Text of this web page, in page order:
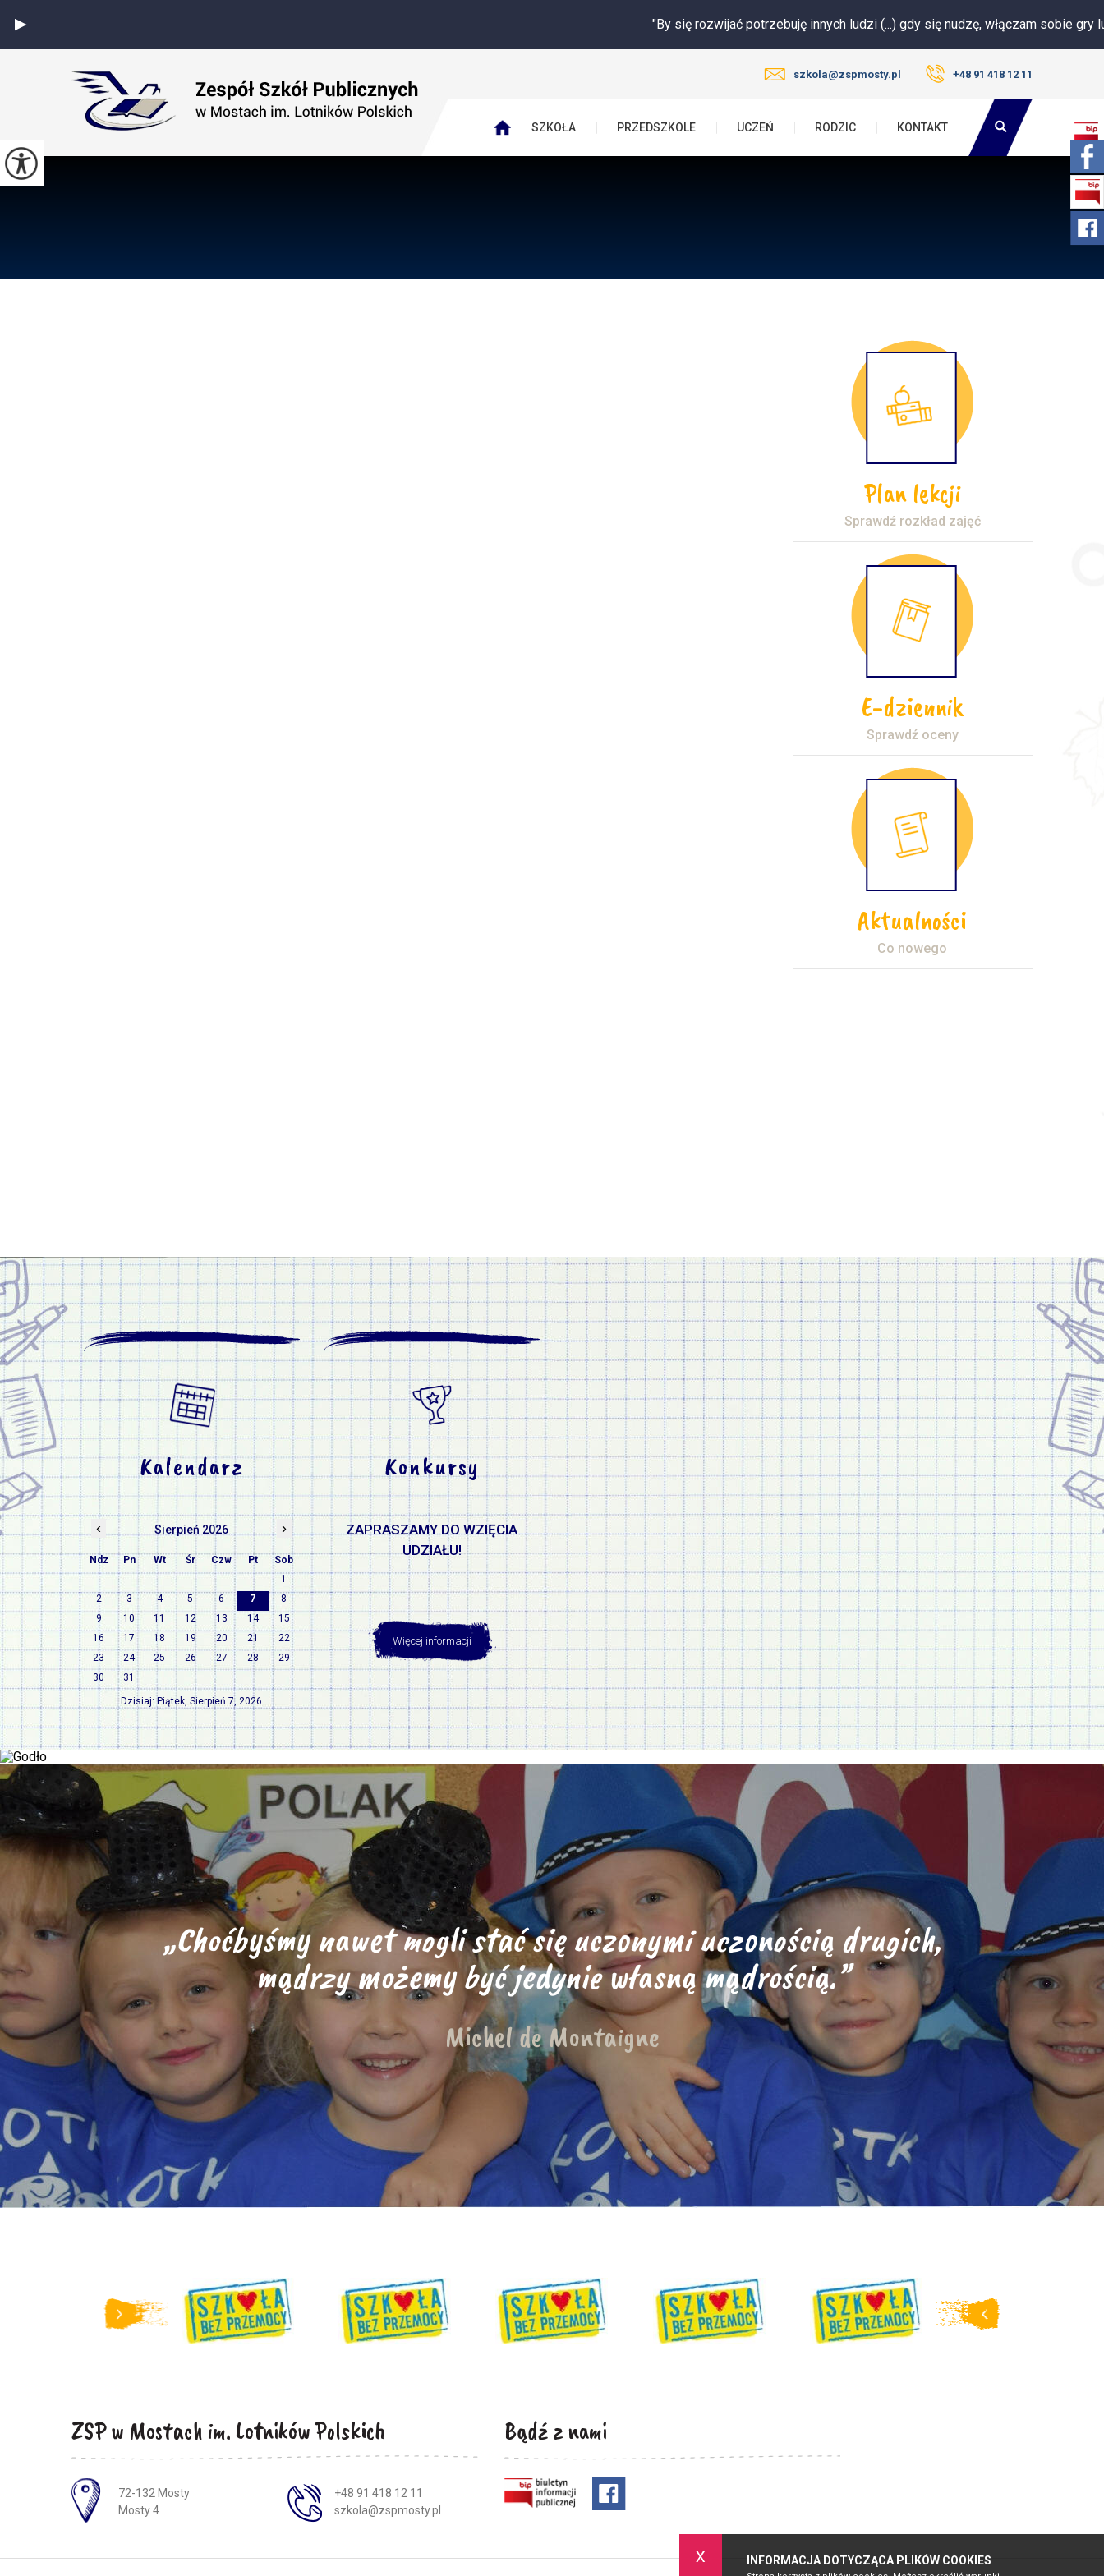
x INFORMACJA DOTYCZĄCA PLIKÓW COOKIES
"By się rozwijać potrzebuję innych ludzi (...) gdy się nudzę, włączam sobie gry lub filmik.
szkola@zspmosty.pl +48 91 418 12 11
SZKOŁA PRZEDSZKOLE UCZEŃ RODZIC KONTAKT
Plan lekcji
Sprawdź rozkład zajęć
E-dziennik
Sprawdź oceny
Aktualności
Co nowego
Kalendarz
‹ Sierpień 2026 ›
Ndz Pn Wt Śr Czw Pt
Sob
1
2
3 4 5 6 7
8
9
10 11 12 13 14
15
16
17 18 19 20 21
22
23
24 25 26 27 28
29
30
31
Dzisiaj: Piątek, Sierpień 7, 2026
Konkursy
ZAPRASZAMY DO WZIĘCIA
UDZIAŁU!
Więcej informacji
„Choćbyśmy nawet mogli stać się uczonymi uczonością drugich,
mądrzy możemy być jedynie własną mądrością.”
Michel de Montaigne
ZSP w Mostach im. Lotników Polskich
Adres pocztowy:
72-132 Mosty
Mosty 4
+48 91 418 12 11
szkola@zspmosty.pl
Bądź z nami